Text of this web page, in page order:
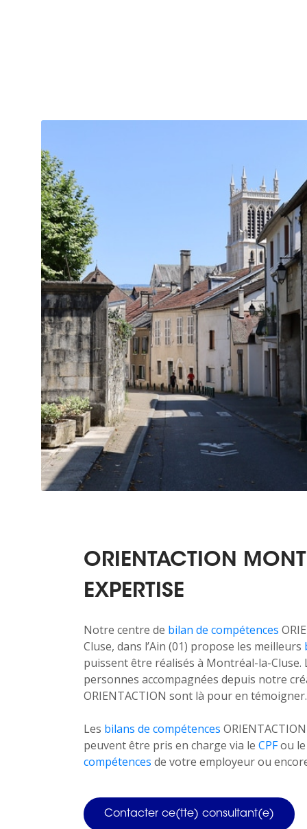
ORIENTACTION
EXPERTISE
Notre centre de bilan de compétences
Cluse, dans l’Ain (01) propose les meilleurs
puissent être réalisés à Montréal-la-Cluse.
personnes accompagnées depuis notre
ORIENTACTION sont là pour en témoigner.
Les bilans de compétences
peuvent être pris en charge via le CPFou
compétences de votre employeur ou
Contacter ce(tte) consultant(e)